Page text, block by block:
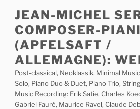
content
JEAN-MICHEL
COMPOSER-
(APFELSAFT /
ALLEMAGNE):
Post-classical, Neoklassik, Minimal
Solo, Piano Duo & Duet, Piano Trio,
Music Recording: Erik Satie, Charles
Gabriel Fauré, Maurice Ravel, Claude